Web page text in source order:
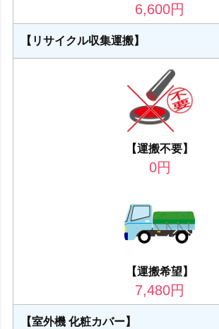
6,600円
【リサイクル収集運搬】
【運搬不要】
0円
【運搬希望】
7,480円
【室外機 化粧カバー】